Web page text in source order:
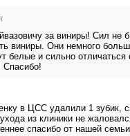
за виниры! Сил не
виниры. Они немного
белые и сильно
Спасибо!
в ЦСС удалили 1 зубик,
из клиники не
спасибо от нашей